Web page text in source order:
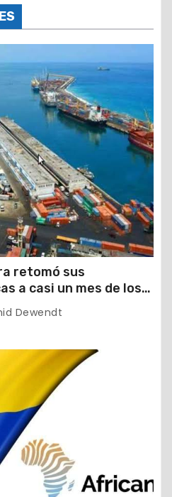
retomó sus
a casi un mes de los
Dewendt